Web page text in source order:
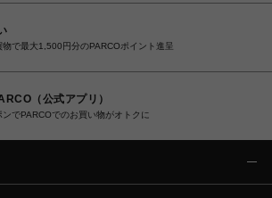
物で最大1,500円分のPARCOポイント進呈
（公式アプリ）
ンでPARCOでのお買い物がオトクに